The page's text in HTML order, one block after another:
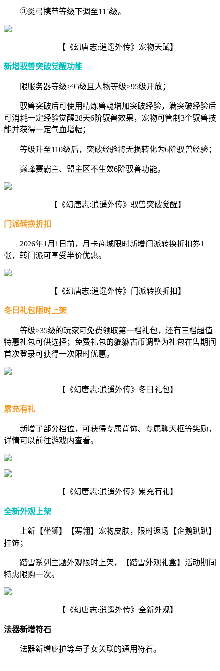
③炎弓携带等级下调至115级。
【《幻唐志:逍遥外传》宠物天赋】
新增驭兽突破觉醒功能
限服务器等级≥95级且人物等级≥95级开放；
驭兽突破后可使用精炼兽魂增加突破经验，满突破经验后
可消耗一定经验觉醒28天6阶驭兽效果，宠物可管制3个驭兽技
能并获得一定气血增幅；
等级升至110级后，突破经验将无损转化为6阶驭兽经验；
巅峰赛霸主、盟主区不生效6阶驭兽功能。
【《幻唐志:逍遥外传》驭兽突破觉醒】
门派转换折扣
2026年1月1日前，月卡商城限时新增门派转换折扣券1
张，转门派可享受半价优惠。
【《幻唐志:逍遥外传》门派转换折扣】
冬日礼包限时上架
等级≥35级的玩家可免费领取第一档礼包，还有三档超值
特惠礼包可供选择；免费礼包的貔貅古币调整为礼包在售期间
首次登录可获得一次限时优惠。
【《幻唐志:逍遥外传》冬日礼包】
累充有礼
新增了部分档位，可获得专属背饰、专属聊天框等奖励，
详情可以前往游戏内查看。
【《幻唐志:逍遥外传》累充有礼】
全新外观上架
上新【坐狮】【寒翎】宠物皮肤，限时返场【企鹅趴趴】
挂饰；
踏雪系列主题外观限时上架，【踏雪外观礼盒】活动期间
特惠限购一次。
【《幻唐志:逍遥外传》全新外观】
法器新增符石
法器新增庇护等与子女关联的通用符石。